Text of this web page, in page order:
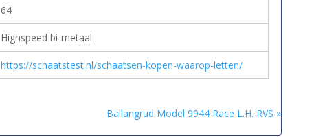
64
Highspeed bi-metaal
https://schaatstest.nl/schaatsen-kopen-waarop-letten/
Ballangrud Model 9944 Race L.H. RVS »